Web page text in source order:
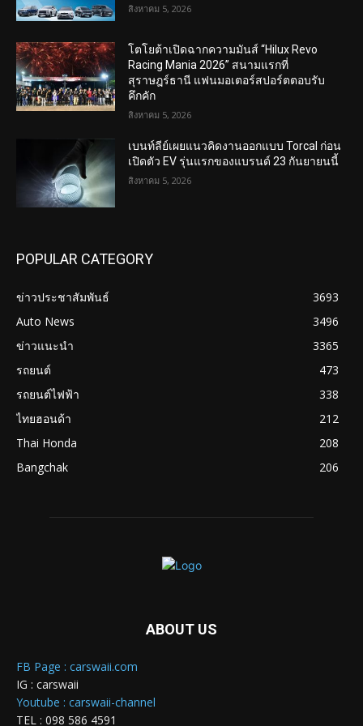
สิงหาคม 5, 2026
โตโยต้าเปิดฉากความมันส์ “Hilux Revo
Racing Mania 2026” สนามแรกที่
สุราษฎร์ธานี แฟนมอเตอร์สปอร์ตตอบรับ
คึกคัก
สิงหาคม 5, 2026
เบนท์ลีย์เผยแนวคิดงานออกแบบ Torcal ก่อน
เปิดตัว EV รุ่นแรกของแบรนด์ 23 กันยายนนี้
สิงหาคม 5, 2026
POPULAR CATEGORY
ข่าวประชาสัมพันธ์
3693
Auto News
3496
ข่าวแนะนำ
3365
รถยนต์
473
รถยนต์ไฟฟ้า
338
ไทยฮอนด้า
212
Thai Honda
208
Bangchak
206
ABOUT US
FB Page : carswaii.com
IG : carswaii
Youtube : carswaii-channel
TEL : 098 586 4591